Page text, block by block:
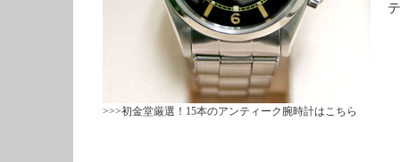
>>>初金堂厳選！15本のアンティーク腕時計はこちら